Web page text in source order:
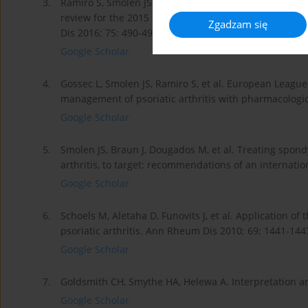
Zgadzam się
3.
Ramiro S, Smolen JS, Landewe R, et al.
review for the 2015 update of the EULAR
Dis 2016; 75: 490-498.
Google Scholar
4.
Gossec L, Smolen JS, Ramiro S, et al. European
management of psoriatic arthritis with
Google Scholar
5.
Smolen JS, Braun J, Dougados M, et al. Treating
arthritis, to target: recommendations of an
Google Scholar
6.
Schoels M, Aletaha D, Funovits J, et al. Application of
psoriatic arthritis. Ann Rheum Dis 2010; 69: 1441-
Google Scholar
7.
Goldsmith CH, Smythe HA, Helewa A. Interpretation
Google Scholar